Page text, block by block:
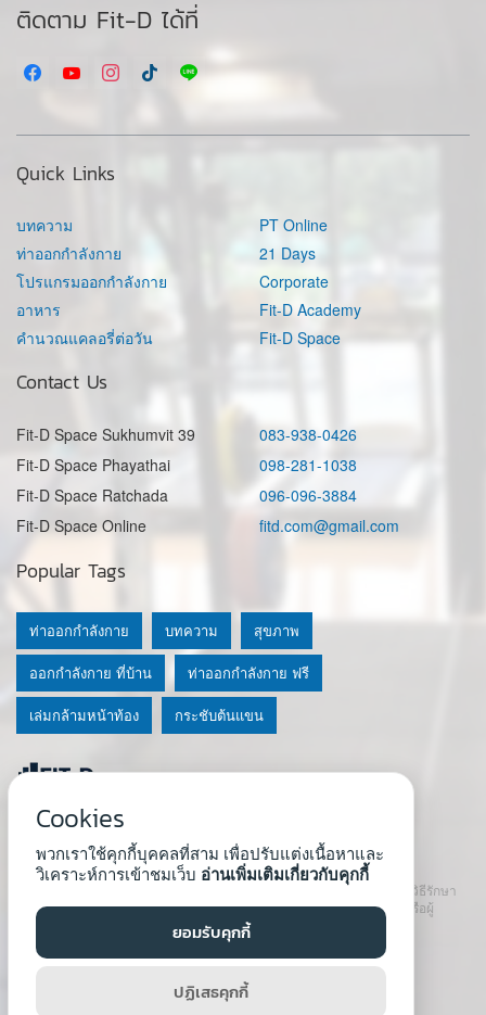
ติดตาม Fit-D ได้ที่
Quick Links
บทความ
ท่าออกกำลังกาย
โปรแกรมออกกำลังกาย
อาหาร
คำนวณแคลอรี่ต่อวัน
PT Online
21 Days
Corporate
Fit-D Academy
Fit-D Space
Contact Us
Fit-D Space Sukhumvit 39
083-938-0426
Fit-D Space Phayathai
098-281-1038
Fit-D Space Ratchada
096-096-3884
Fit-D Space Online
fitd.com@gmail.com
© 2020 Fit-D.com & Fit-D Finess
About Us | นโยบายความเป็นส่วนตัว|เงื่อนไขการใช้เว็บ
เนื้อหาที่ใช้ในเว็บนี้ ไม่สามารถใช้แทนคำปรึกษา คำแนะนำ วินิจฉัย หรือวิธีรักษา
โรคที่แนะนำจากผู้เชี่ยวชาญหรือแพทย์ได้ เราสนับสนุนให้ปรึกษาแพทย์หรือผู้
เชี่ยวชาญก่อนเริ่มโปรแกรมใหม่ทุกครั้ง
Developed by :
Popular Tags
ท่าออกกำลังกาย บทความ สุขภาพ
ออกกำลังกาย ที่บ้าน ท่าออกกำลังกาย ฟรี
เล่มกล้ามหน้าท้อง กระชับต้นแขน
Cookies
พวกเราใช้คุกกี้บุคคลที่สาม เพื่อปรับแต่งเนื้อหาและ
วิเคราะห์การเข้าชมเว็บ อ่านเพิ่มเติมเกี่ยวกับคุกกี้
ยอมรับคุกกี้
ปฏิเสธคุกกี้